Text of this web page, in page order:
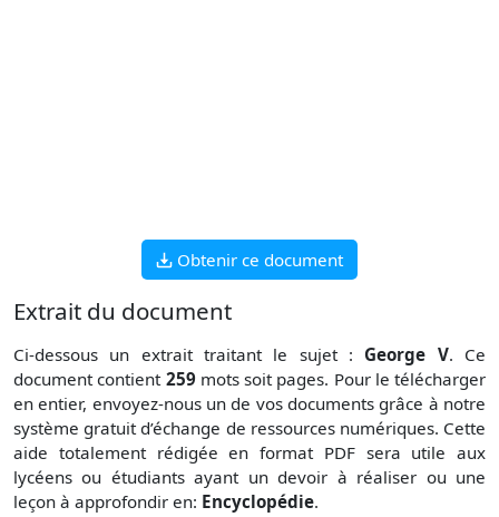
Obtenir ce document
Extrait du document
Ci-dessous un extrait traitant le sujet : George V. Ce
document contient 259mots soit pages. Pour le télécharger
en entier, envoyez-nous un de vos documents grâce à notre
système gratuitd’échange de ressources numériques. Cette
aide totalement rédigée en format PDF sera utile aux
lycéens ou étudiants ayant un devoir à réaliser ou une
leçon à approfondir en: Encyclopédie.